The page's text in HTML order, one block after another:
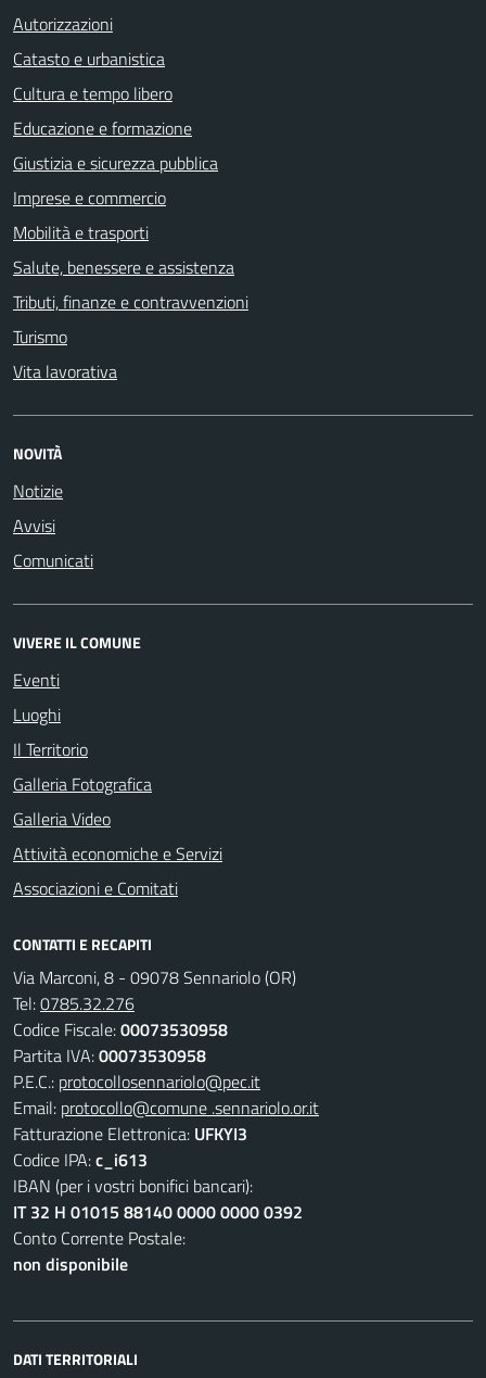
Autorizzazioni
Catasto e urbanistica
Cultura e tempo libero
Educazione e formazione
Giustizia e sicurezza pubblica
Imprese e commercio
Mobilità e trasporti
Salute, benessere e assistenza
Tributi, finanze e contravvenzioni
Turismo
Vita lavorativa
NOVITÀ
Notizie
Avvisi
Comunicati
VIVERE IL COMUNE
Eventi
Luoghi
Il Territorio
Galleria Fotografica
Galleria Video
Attività economiche e Servizi
Associazioni e Comitati
CONTATTI E RECAPITI
Via Marconi, 8 - 09078 Sennariolo (OR)
Tel:0785.32.276
Codice Fiscale:00073530958
Partita IVA:00073530958
P.E.C.: protocollosennariolo@pec.it
Email: protocollo@comune .sennariolo.or.it
Fatturazione Elettronica: UFKYI3
Codice IPA:c_i613
IBAN (per i vostri bonifici bancari):
IT 32 H 01015 88140 0000 0000 0392
Conto Corrente Postale:
non disponibile
DATI TERRITORIALI